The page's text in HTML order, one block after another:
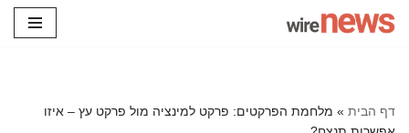
דף הבית » מלחמת הפרקטים: פרקט למינציה מול פרקט עץ – איזו